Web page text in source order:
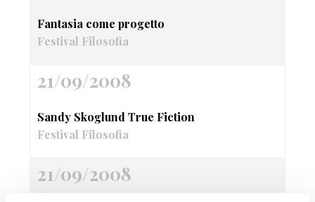
Fantasia come progetto
Festival Filosofia
21/09/2008
Sandy Skoglund True Fiction
Festival Filosofia
21/09/2008